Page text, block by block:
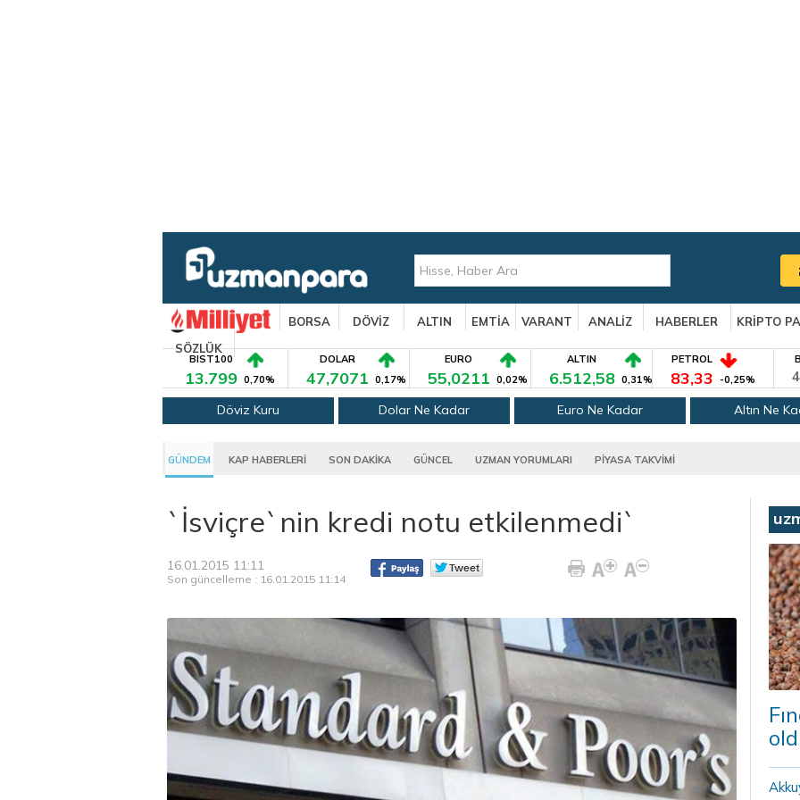
BORSA DÖVİZ ALTIN EMTİA VARANT ANALİZ HABERLER
KRİPTO
SÖZLÜK
BIST100
13.799 0,70%
DOLAR
47,7071 0,17%
EURO
55,0211 0,02%
ALTIN
6.512,58 0,31%
PETROL
83,33 -0,25%
Döviz Kuru Dolar Ne Kadar Euro Ne Kadar Altın Ne
GÜNDEM KAP HABERLERİ SON DAKİKA GÜNCEL UZMAN YORUMLARI PİYASA TAKVİMİ
`İsviçre`nin kredi notu etkilenmedi`
16.01.2015 11:11
Son güncelleme : 16.01.2015 11:14